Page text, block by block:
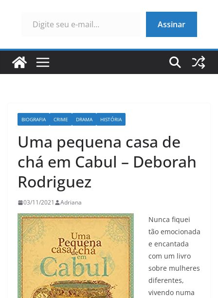
Assinar
BIOGRAFIA CRIME DRAMA HISTÓRIA
Uma pequena casa de
chá em Cabul – Deborah
Rodriguez
03/11/2021 Adriana
Nunca fiquei
tão emocionada
e encantada
com um livro
sobre mulheres
diferentes,
vivendo numa